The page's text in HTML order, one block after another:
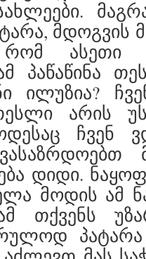
მდოგვის
რომ
პაწაწინა
ილუზია?
თესლი არის
ჩვენ
დიდი.
მოდის ამ
თქვენს